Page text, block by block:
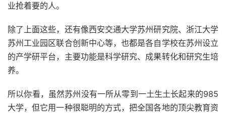
业抢着要的人。
除了上面这些，还有像西安交通大学苏州研究院、浙江大学
苏州工业园区联合创新中心等，也都是各自学校在苏州设立
的产学研平台，主要功能是科学研究、成果转化和研究生培
养。
所以你看，虽然苏州没有一所从零到一土生土长起来的985
大学，但它用一种很聪明的方式，把全国各地的顶尖教育资